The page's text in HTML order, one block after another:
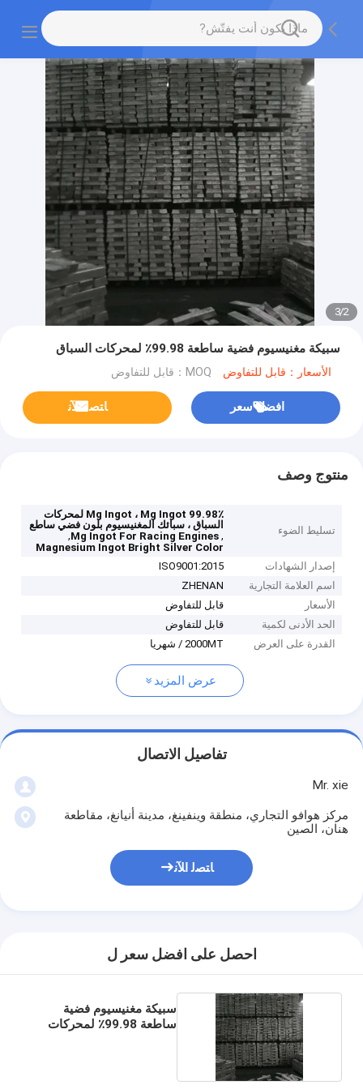
2
/
3
سبيكة مغنيسيوم فضية ساطعة 99.98٪ لمحركات السباق
الأسعار：قابل للتفاوض MOQ：قابل للتفاوض
افضل سعر ﺎﺘﺼﻟ ﺍﻶﻧ
منتوج وصف
تسليط الضوء
99.98٪ Mg Ingot ، Mg Ingot لمحركات
السباق ، سبائك المغنيسيوم بلون فضي ساطع
,
Mg Ingot For Racing Engines
,
Magnesium Ingot Bright Silver Color
إصدار الشهادات
ISO9001:2015
اسم العلامة التجارية
ZHENAN
الأسعار
قابل للتفاوض
الحد الأدنى لكمية
قابل للتفاوض
القدرة على العرض
2000MT / شهريا
عرض المزيد
تفاصيل الاتصال
Mr. xie
مركز هوافو التجاري، منطقة وينفينغ، مدينة أنيانغ، مقاطعة
هنان، الصين
ﺎﺘﺼﻟ ﺍﻶﻧ
احصل على افضل سعر ل
سبيكة مغنيسيوم فضية
ساطعة 99.98٪ لمحركات